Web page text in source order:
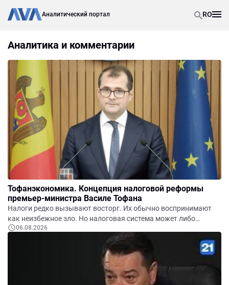
Аналитический портал RO
Аналитика и комментарии
Тофанэкономика. Концепция налоговой реформы
премьер-министра Василе Тофана
Налоги редко вызывают восторг. Их обычно воспринимают
как неизбежное зло. Но налоговая система может либо
душить экономику, либо помогать ей развиваться. Она может
выталкивать бизнес в тень, а может создавать стимулы
работать честно и инвестировать. Поэтому любая налоговая
реформа похожа на проход между Сциллой и Харибдой. На
мой взгляд, правительству Василе Тофана этот сложный
маршрут в целом удалось пройти.
06.08.2026